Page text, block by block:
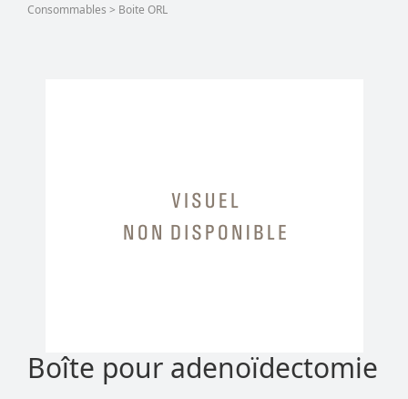
Consommables > Boite ORL
Boîte pour adenoïdectomie